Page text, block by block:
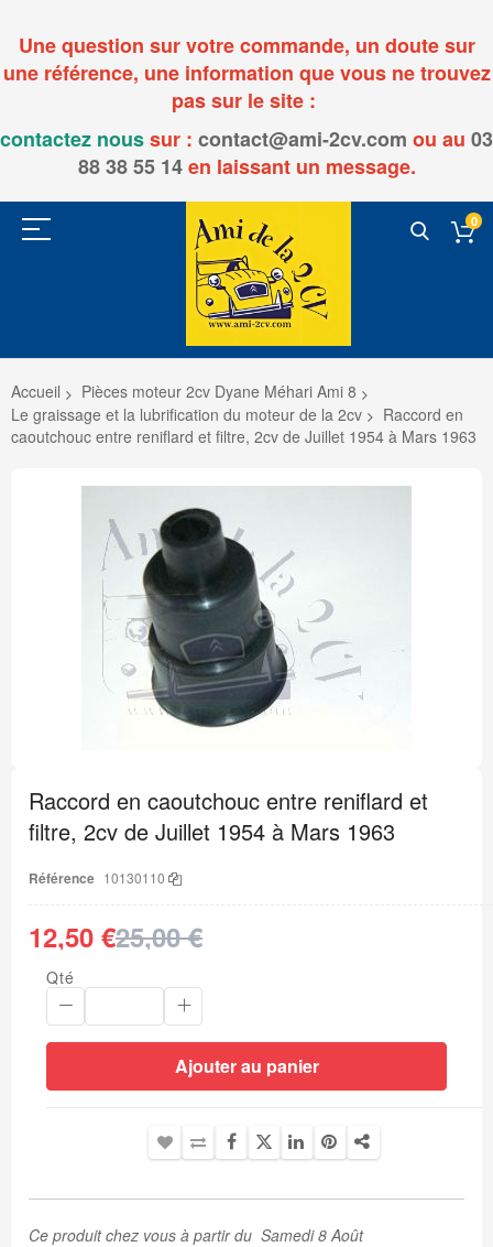
Une question sur votre commande, un doute sur
une référence, une information que vous ne trouvez
pas sur le site :
contactez noussur : contact@ami-2cv.com ou au 03
88 38 55 14en laissant un message.
0
Accueil
Pièces moteur 2cv Dyane Méhari Ami 8
Le graissage et la lubrification du moteur de la 2cv
Raccord en
caoutchouc entre reniflard et filtre, 2cv de Juillet 1954 à Mars 1963
début
de
la
d’images
Raccord en caoutchouc entre reniflard et
filtre, 2cv de Juillet 1954 à Mars 1963
Référence 10130110
12,50 €25,00 €
Qté
Ajouter au panier
Ce produit chez vous à partir du Samedi 8 Août